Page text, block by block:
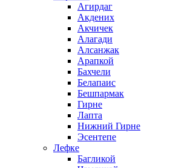
Агирдаг
Акдених
Акчичек
Алагади
Алсанжак
Арапкой
Бахчели
Белапаис
Бешпармак
Гирне
Лапта
Нижний Гирне
Эсентепе
Лефке
Багликой